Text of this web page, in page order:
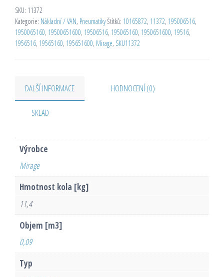
SKU: 11372
Kategorie: Nákladní / VAN, PneumatikyŠtítků: 10165872, 11372, 195006516,
1950065160, 19500651600, 19506516, 195065160, 1950651600, 19516,
1956516, 19565160, 195651600, Mirage, SKU11372
DALŠÍ INFORMACE HODNOCENÍ (0)
SKLAD
Výrobce
Mirage
Hmotnost kola [kg]
11,4
Objem [m3]
0,09
Typ